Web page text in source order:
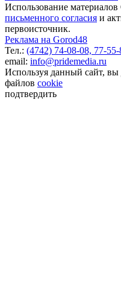
Использование
письменного согласия и
первоисточник.
Реклама на Gorod48
Тел.: (4742) 74-08-08, 77-55-
email: info@pridemedia.ru
Используя данный сайт, вы
файлов cookie
подтвердить